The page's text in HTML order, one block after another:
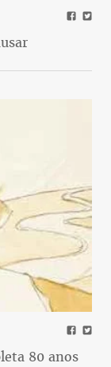
80 anos